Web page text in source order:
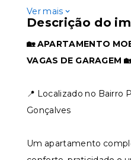
Ver mais
Descrição do
🏡 APARTAMENTO
VAGAS DE GARAGEM
📍 Localizado no Bairro
Gonçalves
Um apartamento